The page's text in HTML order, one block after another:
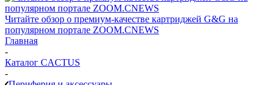
Читайте обзор о премиум-качестве картриджей G&G на
популярном портале ZOOM.CNEWS
Главная
-
Каталог CACTUS
-